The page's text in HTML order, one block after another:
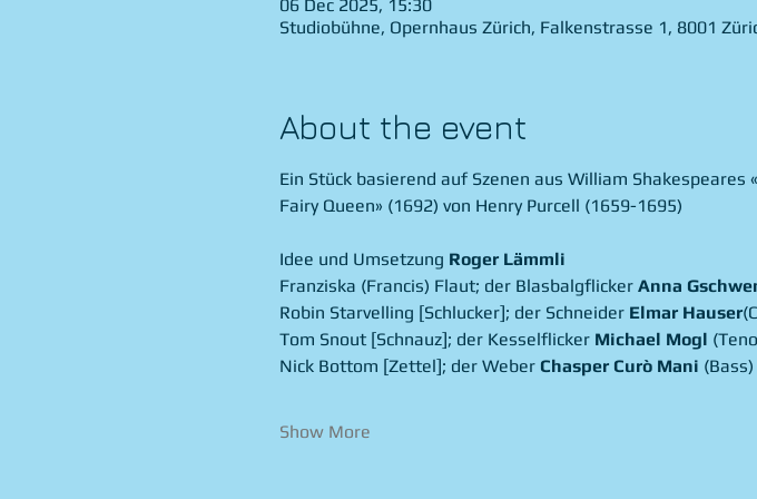
06 Dec 2025, 15:30
Studiobühne, Opernhaus Zürich, Falkenstrasse 1, 8001
About the event
Ein Stück basierend auf Szenen aus William
Fairy Queen» (1692) von Henry Purcell (1659-1695)
Idee und Umsetzung Roger Lämmli
Franziska (Francis) Flaut; der Blasbalgflicker Anna
Robin Starvelling [Schlucker]; der Schneider Elmar Hauser
Tom Snout [Schnauz]; der Kesselflicker Michael Mogl
Nick Bottom [Zettel]; der Weber Chasper Curò Mani (Bass)
Show More